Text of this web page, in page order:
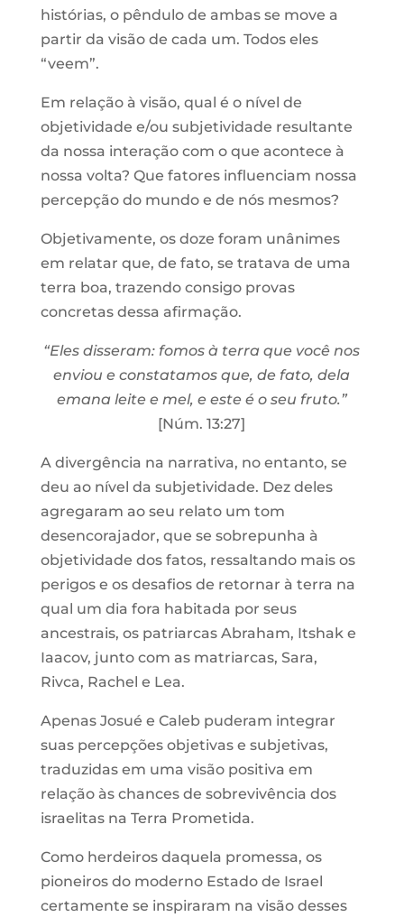
histórias, o pêndulo de ambas se move a
partir da visão de cada um. Todos eles
“veem”.
Em relação à visão, qual é o nível de
objetividade e/ou subjetividade resultante
da nossa interação com o que acontece à
nossa volta? Que fatores influenciam nossa
percepção do mundo e de nós mesmos?
Objetivamente, os doze foram unânimes
em relatar que, de fato, se tratava de uma
terra boa, trazendo consigo provas
concretas dessa afirmação.
“Eles disseram: fomos à terra que você nos
enviou e constatamos que, de fato, dela
emana leite e mel, e este é o seu fruto.”
[Núm. 13:27]
A divergência na narrativa, no entanto, se
deu ao nível da subjetividade. Dez deles
agregaram ao seu relato um tom
desencorajador, que se sobrepunha à
objetividade dos fatos, ressaltando mais os
perigos e os desafios de retornar à terra na
qual um dia fora habitada por seus
ancestrais, os patriarcas Abraham, Itshak e
Iaacov, junto com as matriarcas, Sara,
Rivca, Rachel e Lea.
Apenas Josué e Caleb puderam integrar
suas percepções objetivas e subjetivas,
traduzidas em uma visão positiva em
relação às chances de sobrevivência dos
israelitas na Terra Prometida.
Como herdeiros daquela promessa, os
pioneiros do moderno Estado de Israel
certamente se inspiraram na visão desses